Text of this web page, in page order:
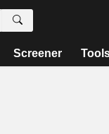
Screener